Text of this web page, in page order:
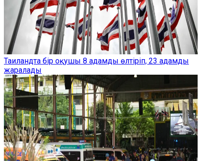
Таиландта бір оқушы 8 адамды өлтіріп, 23 адамды
жаралады